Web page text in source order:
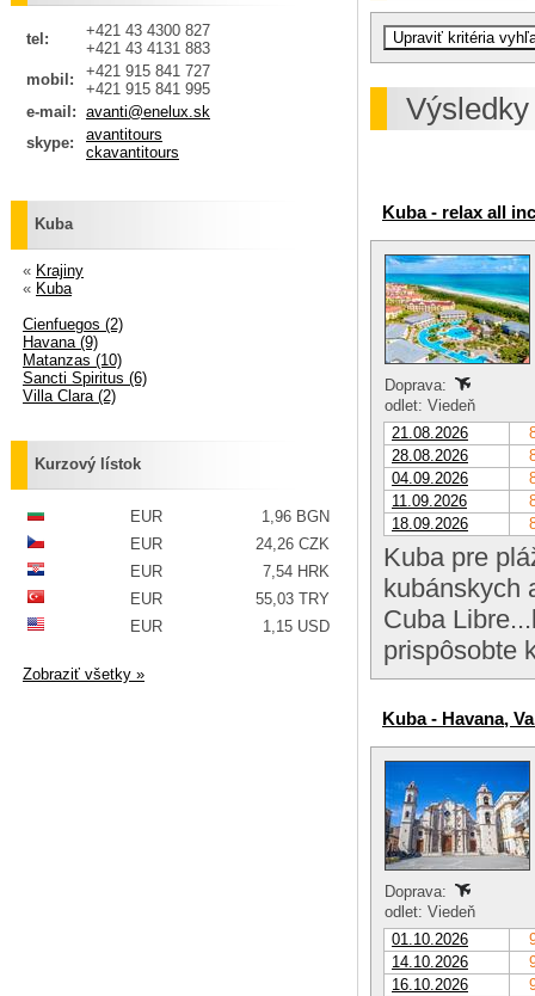
Kuba - relax all
Doprava:
odlet: Viedeň
21.08.2026
28.08.2026
04.09.2026
11.09.2026
18.09.2026
Kuba pre
kubánskych
Cuba
prispôsobte
Kuba - Havana,
Doprava:
odlet: Viedeň
01.10.2026
14.10.2026
16.10.2026
tel:
+421 43 4300 827
+421 43 4131 883
mobil:
+421 915 841 727
+421 915 841 995
e-mail: avanti@enelux.sk
skype:
avantitours
ckavantitours
Kuba
« Krajiny
« Kuba
Cienfuegos (2)
Havana (9)
Matanzas (10)
Sancti Spiritus (6)
Villa Clara (2)
Kurzový lístok
EUR
1,96 BGN
EUR
24,26 CZK
EUR
7,54 HRK
EUR
55,03 TRY
EUR
1,15 USD
Zobraziť všetky »